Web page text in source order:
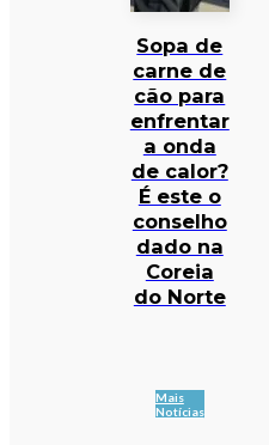
Sopa de
carne de
cão para
enfrentar
a onda
de calor?
É este o
conselho
dado na
Coreia
do Norte
Mais
Notícias